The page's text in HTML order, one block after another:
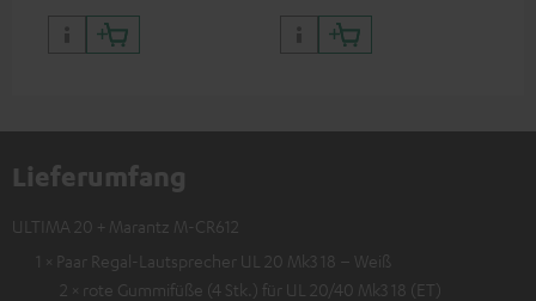
Lieferumfang
ULTIMA 20 + Marantz M-CR612
1 × Paar Regal-Lautsprecher UL 20 Mk3 18 – Weiß
2 × rote Gummifüße (4 Stk.) für UL 20/40 Mk3 18 (ET)